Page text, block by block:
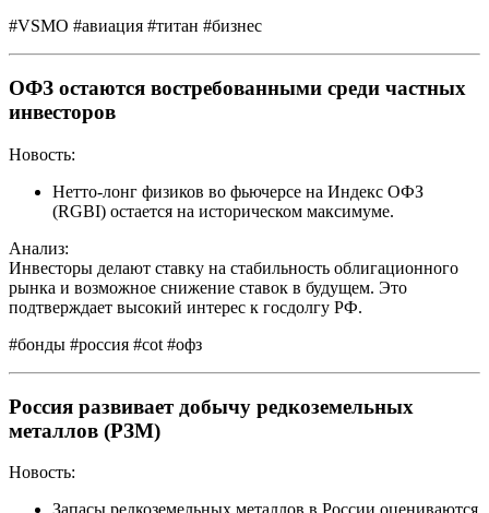
#VSMO #авиация #титан #бизнес
ОФЗ остаются востребованными среди частных
инвесторов
Новость:
Нетто-лонг физиков во фьючерсе на Индекс ОФЗ
(RGBI) остается на историческом максимуме.
Анализ:
Инвесторы делают ставку на стабильность облигационного
рынка и возможное снижение ставок в будущем. Это
подтверждает высокий интерес к госдолгу РФ.
#бонды #россия #cot #офз
Россия развивает добычу редкоземельных
металлов (РЗМ)
Новость: